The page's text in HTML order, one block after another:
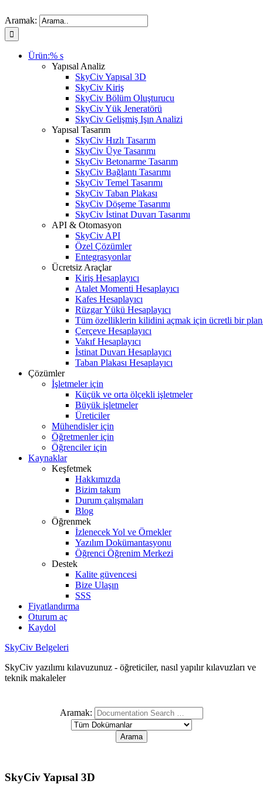
Aramak:
Ürün:% s
Yapısal Analiz
SkyCiv Yapısal 3D
SkyCiv Kiriş
SkyCiv Bölüm Oluşturucu
SkyCiv Yük Jeneratörü
SkyCiv Gelişmiş Işın Analizi
Yapısal Tasarım
SkyCiv Hızlı Tasarım
SkyCiv Üye Tasarımı
SkyCiv Betonarme Tasarım
SkyCiv Bağlantı Tasarımı
SkyCiv Temel Tasarımı
SkyCiv Taban Plakası
SkyCiv Döşeme Tasarımı
SkyCiv İstinat Duvarı Tasarımı
API & Otomasyon
SkyCiv API
Özel Çözümler
Entegrasyonlar
Ücretsiz Araçlar
Kiriş Hesaplayıcı
Atalet Momenti Hesaplayıcı
Kafes Hesaplayıcı
Rüzgar Yükü Hesaplayıcı
Tüm özelliklerin kilidini açmak için ücretli bir
Çerçeve Hesaplayıcı
Vakıf Hesaplayıcı
İstinat Duvarı Hesaplayıcı
Taban Plakası Hesaplayıcı
Çözümler
İşletmeler için
Küçük ve orta ölçekli işletmeler
Büyük işletmeler
Üreticiler
Mühendisler için
Öğretmenler için
Öğrenciler için
Kaynaklar
Keşfetmek
Hakkımızda
Bizim takım
Durum çalışmaları
Blog
Öğrenmek
İzlenecek Yol ve Örnekler
Yazılım Dokümantasyonu
Öğrenci Öğrenim Merkezi
Destek
Kalite güvencesi
Bize Ulaşın
SSS
Fiyatlandırma
Oturum aç
Kaydol
SkyCiv Belgeleri
SkyCiv yazılımı kılavuzunuz - öğreticiler, nasıl yapılır kılavuzları ve
teknik makaleler
Aramak:
SkyCiv Yapısal 3D